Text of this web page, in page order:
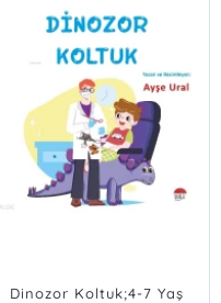
Dinozor Koltuk;4-7 Yaş